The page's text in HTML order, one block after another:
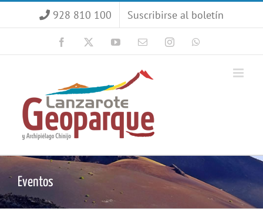
928 810 100 Suscribirse al boletín
Facebook YouTubeCorreoInstagram
Eventos